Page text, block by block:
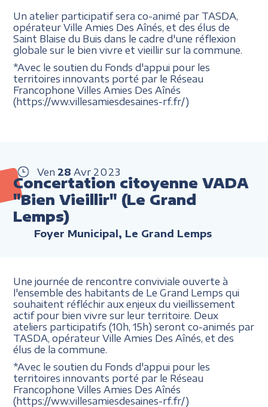
Un atelier participatif sera co-animé par TASDA,
opérateur Ville Amies Des Aînés, et des élus de
Saint Blaise du Buis dans le cadre d'une réflexion
globale sur le bien vivre et vieillir sur la commune.
*Avec le soutien du Fonds d'appui pour les
territoires innovants porté par le Réseau
Francophone Villes Amies Des Aînés
(https://ww.villesamiesdesaines-rf.fr/)
Ven 28 Avr 2023
Concertation citoyenne VADA
"Bien Vieillir" (Le Grand
Lemps)
Foyer Municipal, Le Grand Lemps
Une journée de rencontre conviviale ouverte à
l'ensemble des habitants de Le Grand Lemps qui
souhaitent réfléchir aux enjeux du vieillissement
actif pour bien vivre sur leur territoire. Deux
ateliers participatifs (10h, 15h) seront co-animés par
TASDA, opérateur Ville Amies Des Aînés, et des
élus de la commune.
*Avec le soutien du Fonds d'appui pour les
territoires innovants porté par le Réseau
Francophone Villes Amies Des Aînés
(https://ww.villesamiesdesaines-rf.fr/)